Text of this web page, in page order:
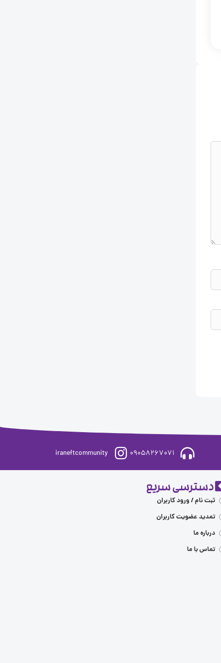
09058267071
iraneftcommunity
دسترسی سریع
ثبت نام / ورود کاربران
تمدید عضویت کاربران
درباره ما
تماس با ما